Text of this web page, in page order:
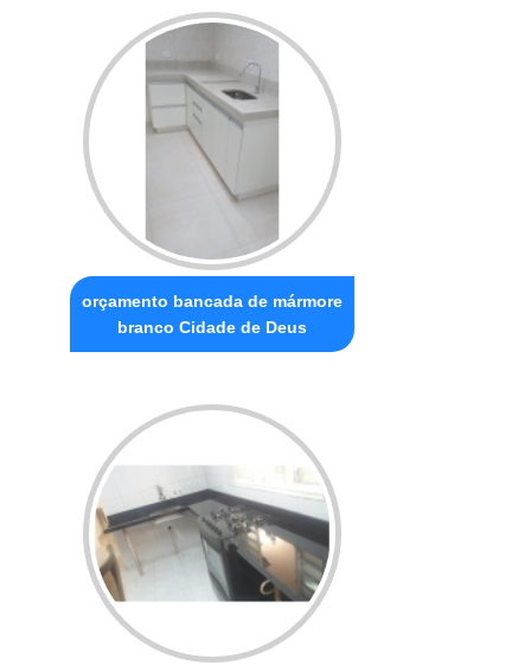
orçamento bancada de mármore
branco Cidade de Deus